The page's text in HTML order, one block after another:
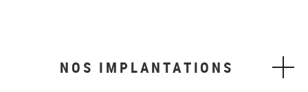
NOS IMPLANTATIONS